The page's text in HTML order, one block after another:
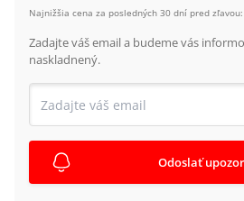
Najnižšia cena za posledných 30 dní pred zľavou:
Zadajte váš email a budeme vás
naskladnený.
Odoslať